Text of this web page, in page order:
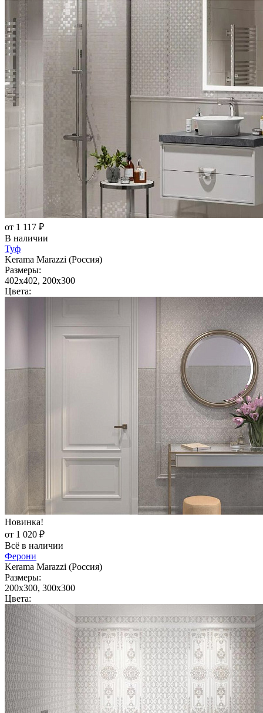
от 1 117 ₽
В наличии
Туф
Kerama Marazzi (Россия)
Размеры:
402x402, 200x300
Цвета:
Новинка!
от 1 020 ₽
Всё в наличии
Ферони
Kerama Marazzi (Россия)
Размеры:
200x300, 300x300
Цвета: